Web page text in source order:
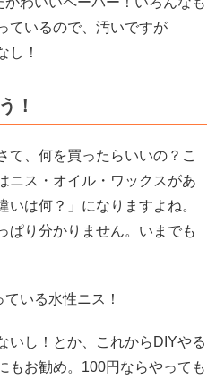
ているので、汚いですが
し！
！
て、何を買ったらいいの？こ
ニス・オイル・ワックスがあ
いは何？」になりますよね。
ぱり分かりません。いまでも
いる水性ニス！
いし！とか、これからDIYやる
もお勧め。100円ならやっても